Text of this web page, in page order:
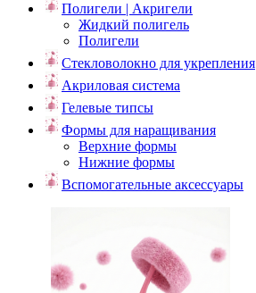
Полигели | Акригели
Жидкий полигель
Полигели
Стекловолокно для укрепления
Акриловая система
Гелевые типсы
Формы для наращивания
Верхние формы
Нижние формы
Вспомогательные аксессуары